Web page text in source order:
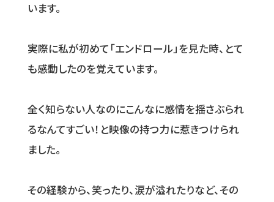
います。
実際に私が初めて「エンドロール」を見た時、とて
も感動したのを覚えています。
全く知らない人なのにこんなに感情を揺さぶられ
るなんてすごい！と映像の持つ力に惹きつけられ
ました。
その経験から、笑ったり、涙が溢れたりなど、その